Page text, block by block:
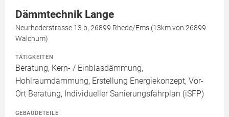
Dämmtechnik Lange
Neurhederstrasse 13 b, 26899 Rhede/Ems (13km von 26899
Walchum)
TÄTIGKEITEN
Beratung, Kern- / Einblasdämmung,
Hohlraumdämmung, Erstellung Energiekonzept, Vor-
Ort Beratung, Individueller Sanierungsfahrplan (iSFP)
GEBÄUDETEILE